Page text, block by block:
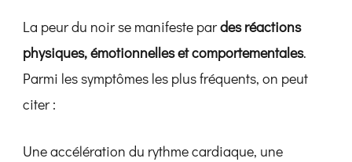
La peur du noir se manifeste pardes réactions
physiques, émotionnelles et comportementales.
Parmi les symptômes les plus fréquents, on peut
citer :
Une accélération du rythme cardiaque, une